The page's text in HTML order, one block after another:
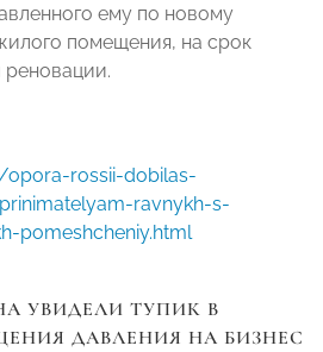
ему по новому
помещения, на срок
rossii-dobilas-
ravnykh-s-
pomeshcheniy.html
УВИДЕЛИ ТУПИК В
ДАВЛЕНИЯ НА БИЗНЕС